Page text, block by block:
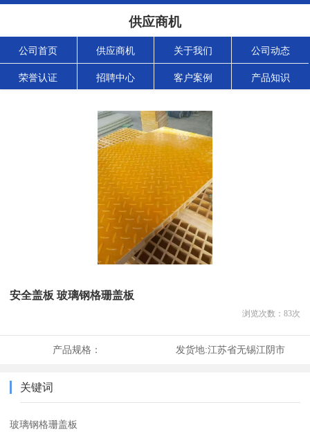
供应商机
公司首页 供应商机 关于我们 公司动态
荣誉认证 招聘中心 客户案例 产品知识
安全盖板 玻璃钢格珊盖板
浏览次数： 83次
产品规格： 发货地:江苏省无锡江阴市
关键词
玻璃钢格珊盖板